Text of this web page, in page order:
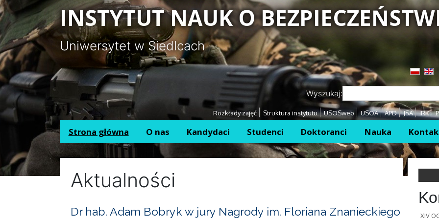
Panel zarządzania plikami cookies
INSTYTUT NAUK O
Uniwersytet w Siedlcach
Przejdź
Przejdź
Wyszukaj:
Rozkłady zajęć Struktura instytutu USOSweb USOA APD JSA IRK
Strona główna O nas Kandydaci Studenci Doktoranci Nauka
Aktualności
Dr hab. Adam Bobryk w jury Nagrody im. Floriana Znanieckiego XIV